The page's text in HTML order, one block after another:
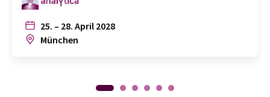
25. – 28. April 2028
München